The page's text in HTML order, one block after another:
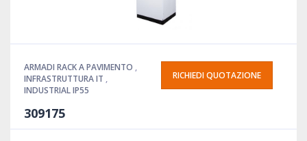
ARMADI RACK A PAVIMENTO ,
INFRASTRUTTURA IT ,
INDUSTRIAL IP55
309175
RICHIEDI QUOTAZIONE